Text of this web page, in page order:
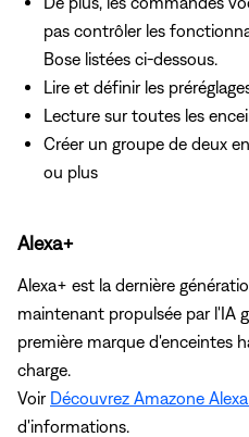
pas contrôler les
Bose listées ci-dessous.
Lire et définir les
Lecture sur toutes les
Créer un groupe de deux
ou plus
Alexa+
Alexa+ est la dernière
maintenant propulsée par l'IA
première marque d'enceintes
charge.
Voir Découvrez Amazone
d'informations.